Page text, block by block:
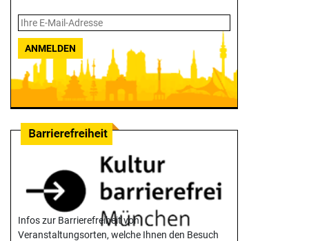
ANMELDEN
Infos zur Barrierefreiheit von
Veranstaltungsorten, welche Ihnen den Besuch